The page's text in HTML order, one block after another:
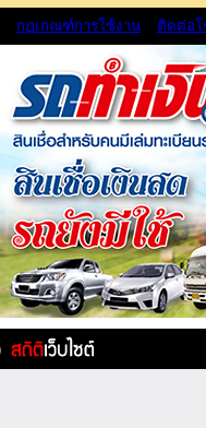
กฏเกณฑ์การใช้งาน ติดต่อ